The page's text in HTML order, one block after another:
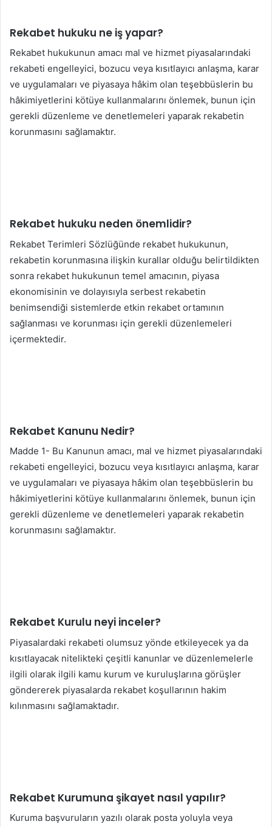
Rekabet hukuku ne iş yapar?
Rekabet hukukunun amacı mal ve hizmet piyasalarındaki
rekabeti engelleyici, bozucu veya kısıtlayıcı anlaşma, karar
ve uygulamaları ve piyasaya hâkim olan teşebbüslerin bu
hâkimiyetlerini kötüye kullanmalarını önlemek, bunun için
gerekli düzenleme ve denetlemeleri yaparak rekabetin
korunmasını sağlamaktır.
Rekabet hukuku neden önemlidir?
Rekabet Terimleri Sözlüğünde rekabet hukukunun,
rekabetin korunmasına ilişkin kurallar olduğu belirtildikten
sonra rekabet hukukunun temel amacının, piyasa
ekonomisinin ve dolayısıyla serbest rekabetin
benimsendiği sistemlerde etkin rekabet ortamının
sağlanması ve korunması için gerekli düzenlemeleri
içermektedir.
Rekabet Kanunu Nedir?
Madde 1- Bu Kanunun amacı, mal ve hizmet piyasalarındaki
rekabeti engelleyici, bozucu veya kısıtlayıcı anlaşma, karar
ve uygulamaları ve piyasaya hâkim olan teşebbüslerin bu
hâkimiyetlerini kötüye kullanmalarını önlemek, bunun için
gerekli düzenleme ve denetlemeleri yaparak rekabetin
korunmasını sağlamaktır.
Rekabet Kurulu neyi inceler?
Piyasalardaki rekabeti olumsuz yönde etkileyecek ya da
kısıtlayacak nitelikteki çeşitli kanunlar ve düzenlemelerle
ilgili olarak ilgili kamu kurum ve kuruluşlarına görüşler
göndererek piyasalarda rekabet koşullarının hakim
kılınmasını sağlamaktadır.
Rekabet Kurumuna şikayet nasıl yapılır?
Kuruma başvuruların yazılı olarak posta yoluyla veya